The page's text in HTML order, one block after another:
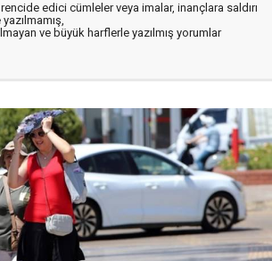
edici cümleler veya imalar, inançlara saldırı
ve büyük harflerle yazılmış yorumlar